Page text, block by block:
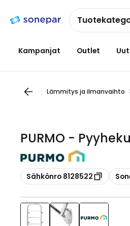
navigointiinsisältöön
Kampanjat Outlet
Lämmitys ja ilmanvaihto
PURMO -
Kopioi
Sähkönro 8128522 Kopioi